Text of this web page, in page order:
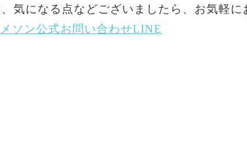
気になる点などございましたら、お気軽に
ソン公式お問い合わせLINE